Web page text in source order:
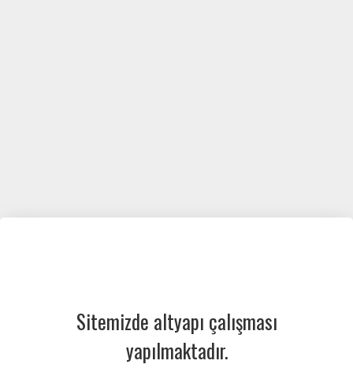
Sitemizde altyapı çalışması
yapılmaktadır.